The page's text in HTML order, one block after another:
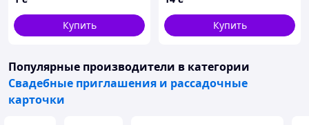
Купить
Купить
Популярные производители в категории
Свадебные приглашения и рассадочные
карточки